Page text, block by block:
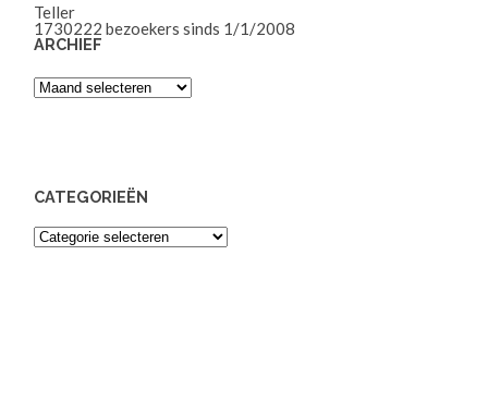
Teller
1730222 bezoekers sinds 1/1/2008
ARCHIEF
Archief
CATEGORIEËN
Categorieën